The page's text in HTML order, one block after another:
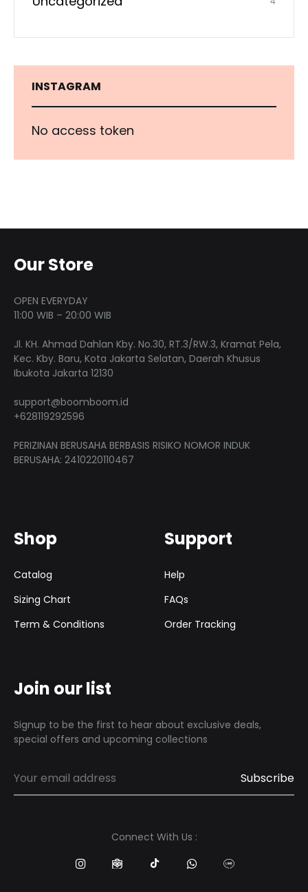
INSTAGRAM
No access token
Our Store
OPEN EVERYDAY
11:00 WIB – 20:00 WIB
Jl. KH. Ahmad Dahlan Kby. No.30, RT.3/RW.3, Kramat Pela,
Kec. Kby. Baru, Kota Jakarta Selatan, Daerah Khusus
Ibukota Jakarta 12130
support@boomboom.id
+628119292596
PERIZINAN BERUSAHA BERBASIS RISIKO NOMOR INDUK
BERUSAHA: 2410220110467
Shop
Catalog
Sizing Chart
Term & Conditions
Support
Help
FAQs
Order Tracking
Join our list
Signup to be the first to hear about exclusive deals,
special offers and upcoming collections
Connect With Us :